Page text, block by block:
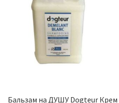
Бальзам на ДУШУ Dogteur Крем